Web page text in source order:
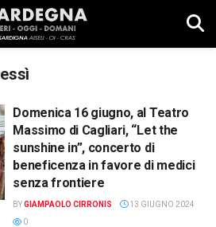
Domenica 16 giugno, al Teatro
Massimo di Cagliari, “Let the
sunshine in”, concerto di
beneficenza in favore di medici
senza frontiere
BYGIAMPAOLO CIRRONIS
13 GIUGNO 2024
0